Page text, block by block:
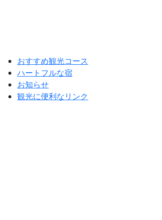
おすすめ観光コース
ハートフルな宿
お知らせ
観光に便利なリンク